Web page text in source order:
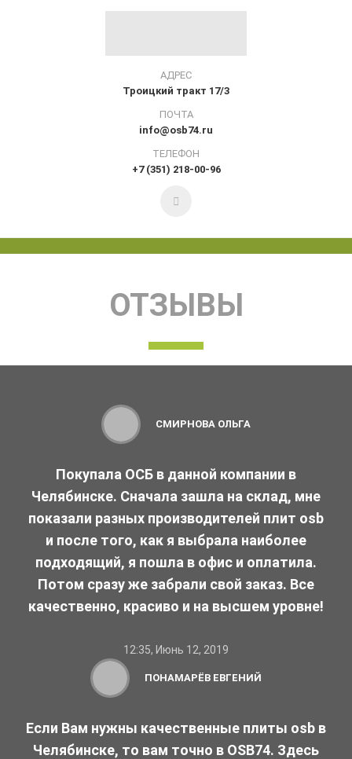
АДРЕС
Троицкий тракт 17/3
ПОЧТА
info@osb74.ru
ТЕЛЕФОН
+7 (351) 218-00-96
ОТЗЫВЫ
СМИРНОВА ОЛЬГА
Покупала ОСБ в данной компании в
Челябинске. Сначала зашла на склад, мне
показали разных производителей плит osb
и после того, как я выбрала наиболее
подходящий, я пошла в офис и оплатила.
Потом сразу же забрали свой заказ. Все
качественно, красиво и на высшем уровне!
12:35, Июнь 12, 2019
ПОНАМАРЁВ ЕВГЕНИЙ
Если Вам нужны качественные плиты osb в
Челябинске, то вам точно в OSB74. Здесь